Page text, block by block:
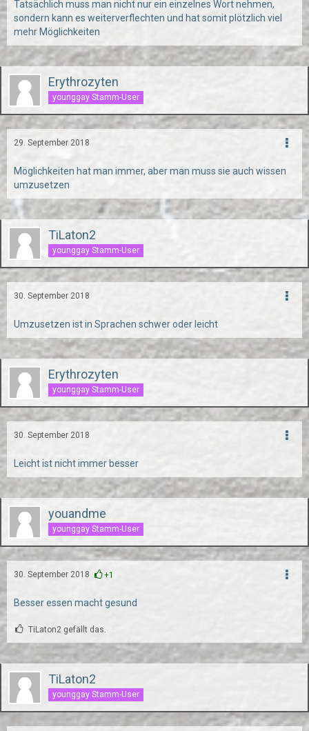
Tatsächlich muss man nicht nur ein einzelnes Wort nehmen,
sondern kann es weiterverflechten und hat somit plötzlich viel
mehr Möglichkeiten
Erythrozyten
younggay Stamm-User
29. September 2018
Möglichkeiten hat man immer, aber man muss sie auch wissen
umzusetzen
TiLaton2
younggay Stamm-User
30. September 2018
Umzusetzen ist in Sprachen schwer oder leicht
Erythrozyten
younggay Stamm-User
30. September 2018
Leicht ist nicht immer besser
youandme
younggay Stamm-User
30. September 2018 +1
Besser essen macht gesund
TiLaton2 gefällt das.
TiLaton2
younggay Stamm-User